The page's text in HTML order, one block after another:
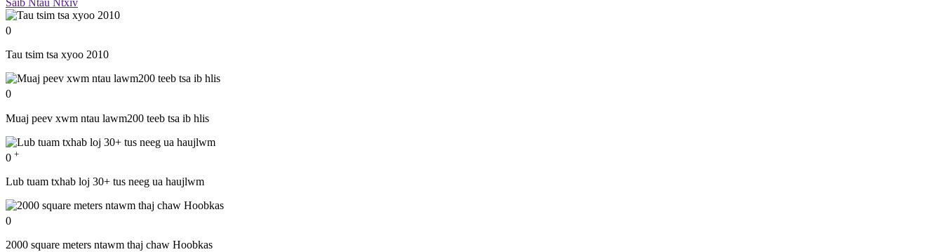
Saib Ntau Ntxiv
0
Tau tsim tsa xyoo 2010
0
Muaj peev xwm ntau lawm200 teeb tsa ib hlis
0 +
Lub tuam txhab loj 30+ tus neeg ua haujlwm
0
2000 square meters ntawm thaj chaw Hoobkas